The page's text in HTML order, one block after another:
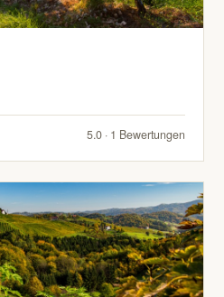
5.0 · 1 Bewertungen